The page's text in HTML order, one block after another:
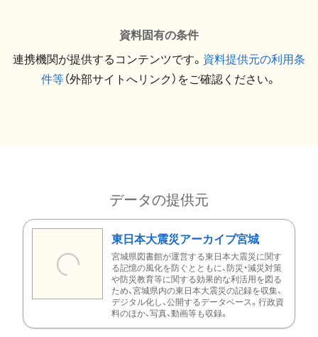
資料固有の条件
連携機関が提供するコンテンツです。 資料提供元の利用条
件等（外部サイトへリンク）をご確認ください。
データの提供元
東日本大震災アーカイブ宮城
宮城県図書館が運営する東日本大震災に関す
る記憶の風化を防ぐとともに、防災・減災対策
や防災教育等に関する効果的な利活用を図る
ため、宮城県内の東日本大震災の記録を収集、
デジタル化し、公開するデータベース。行政資
料のほか、写真、動画等も収録。